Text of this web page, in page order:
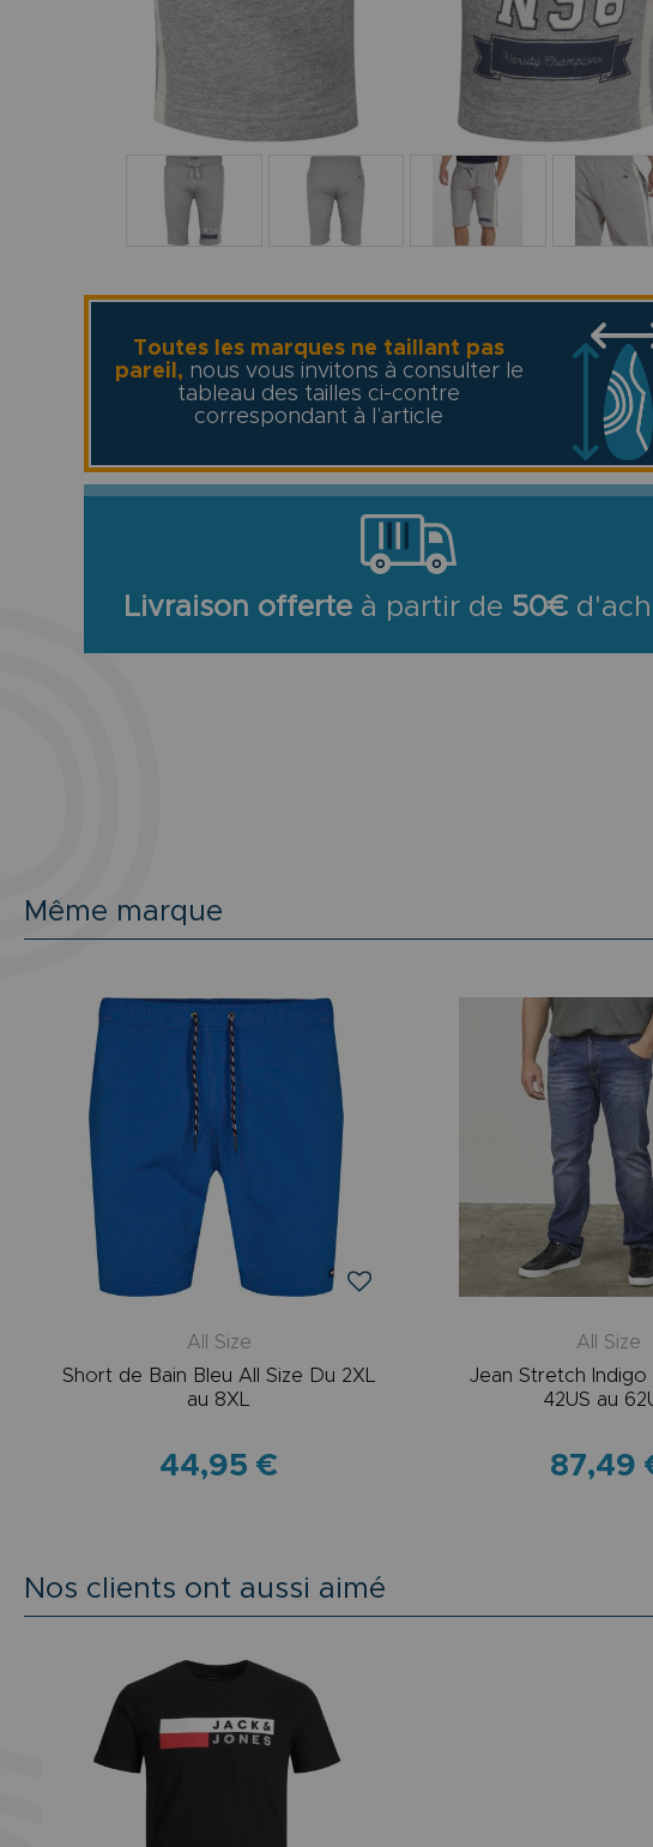
Toutes les marques ne taillant pas
pareil, nous vous invitons à consulter le
tableau des tailles ci-contre
correspondant à l’article
Livraison offerte à partir de 50€
Même marque
All Size
Short de Bain Bleu All Size Du 2XL
au 8XL
44,95 €
All Size
Jean Stretch Indigo
42US au
87,49
Nos clients ont aussi aimé